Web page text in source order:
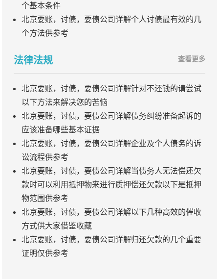
个基本条件
北京要账，讨债，要债公司详解个人讨债最有效的几
个方法供参考
法律法规 查看更多
北京要账，讨债，要债公司详解针对不还钱的请尝试
以下方法来解决您的苦恼
北京要账，讨债，要债公司详解债务纠纷准备起诉的
应该准备哪些基本证据
北京要账，讨债，要债公司详解企业及个人债务的诉
讼流程供参考
北京要账，讨债，要债公司详解当债务人无法偿还欠
款时可以利用抵押物来进行质押偿还欠款以下是抵押
物范围供参考
北京要账，讨债，要债公司详解以下几种高效的催收
方式供大家借鉴收藏
北京要账，讨债，要债公司详解归还欠款的几个重要
证明仅供参考